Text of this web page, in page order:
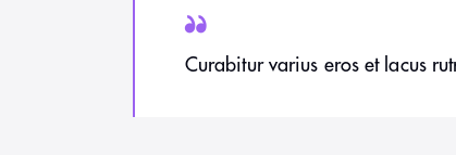
Curabitur varius eros et lacus